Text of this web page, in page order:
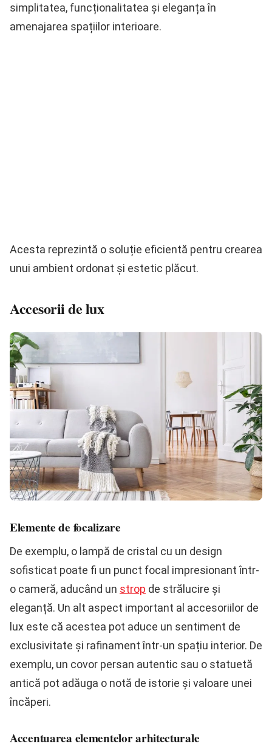
simplitatea, funcționalitatea și eleganța în
amenajarea spațiilor interioare.
Acesta reprezintă o soluție eficientă pentru crearea
unui ambient ordonat și estetic plăcut.
Accesorii de lux
Elemente de focalizare
De exemplu, o lampă de cristal cu un design
sofisticat poate fi un punct focal impresionant într-
o cameră, aducând un strop de strălucire și
eleganță. Un alt aspect important al accesoriilor de
lux este că acestea pot aduce un sentiment de
exclusivitate și rafinament într-un spațiu interior. De
exemplu, un covor persan autentic sau o statuetă
antică pot adăuga o notă de istorie și valoare unei
încăperi.
Accentuarea elementelor arhitecturale